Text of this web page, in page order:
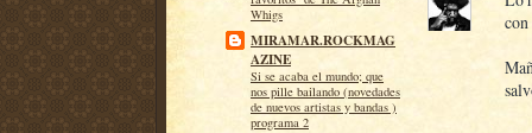
Whigs
MIRAMAR.ROCKMAG
AZINE
Si se acaba el mundo; que
nos pille bailando (novedades
de nuevos artistas y bandas )
programa 2